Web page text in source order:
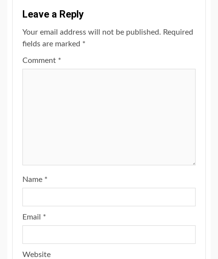
Leave a Reply
Your email address will not be published. Required
fields are marked *
Comment *
Name *
Email *
Website